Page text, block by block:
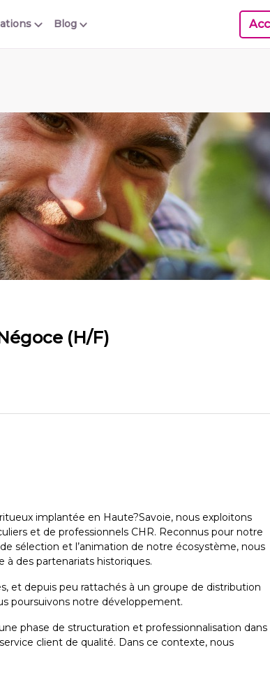
Blog
(H/F)
implantée en Haute?Savoie, nous exploitons
et de professionnels CHR. Reconnus pour notre
sélection et l’animation de notre écosystème, nous
à des partenariats historiques.
et depuis peu rattachés à un groupe de distribution
poursuivons notre développement.
phase de structuration et professionnalisation dans
client de qualité. Dans ce contexte, nous